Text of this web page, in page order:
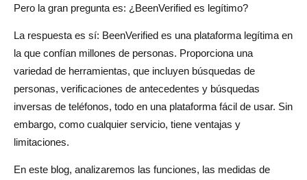
2. Buscador de personas
3. TruthFinder
¿Cuál es el adecuado para usted?
Conclusión
¿Es seguro usar BeenVerified?
¿BeenVerified es realmente gratis?
Pero la gran pregunta es: ¿BeenVerified es legítimo?
La respuesta es sí: BeenVerified es una plataforma legítima en
la que confían millones de personas. Proporciona una
variedad de herramientas, que incluyen búsquedas de
personas, verificaciones de antecedentes y búsquedas
inversas de teléfonos, todo en una plataforma fácil de usar. Sin
embargo, como cualquier servicio, tiene ventajas y
limitaciones.
En este blog, analizaremos las funciones, las medidas de